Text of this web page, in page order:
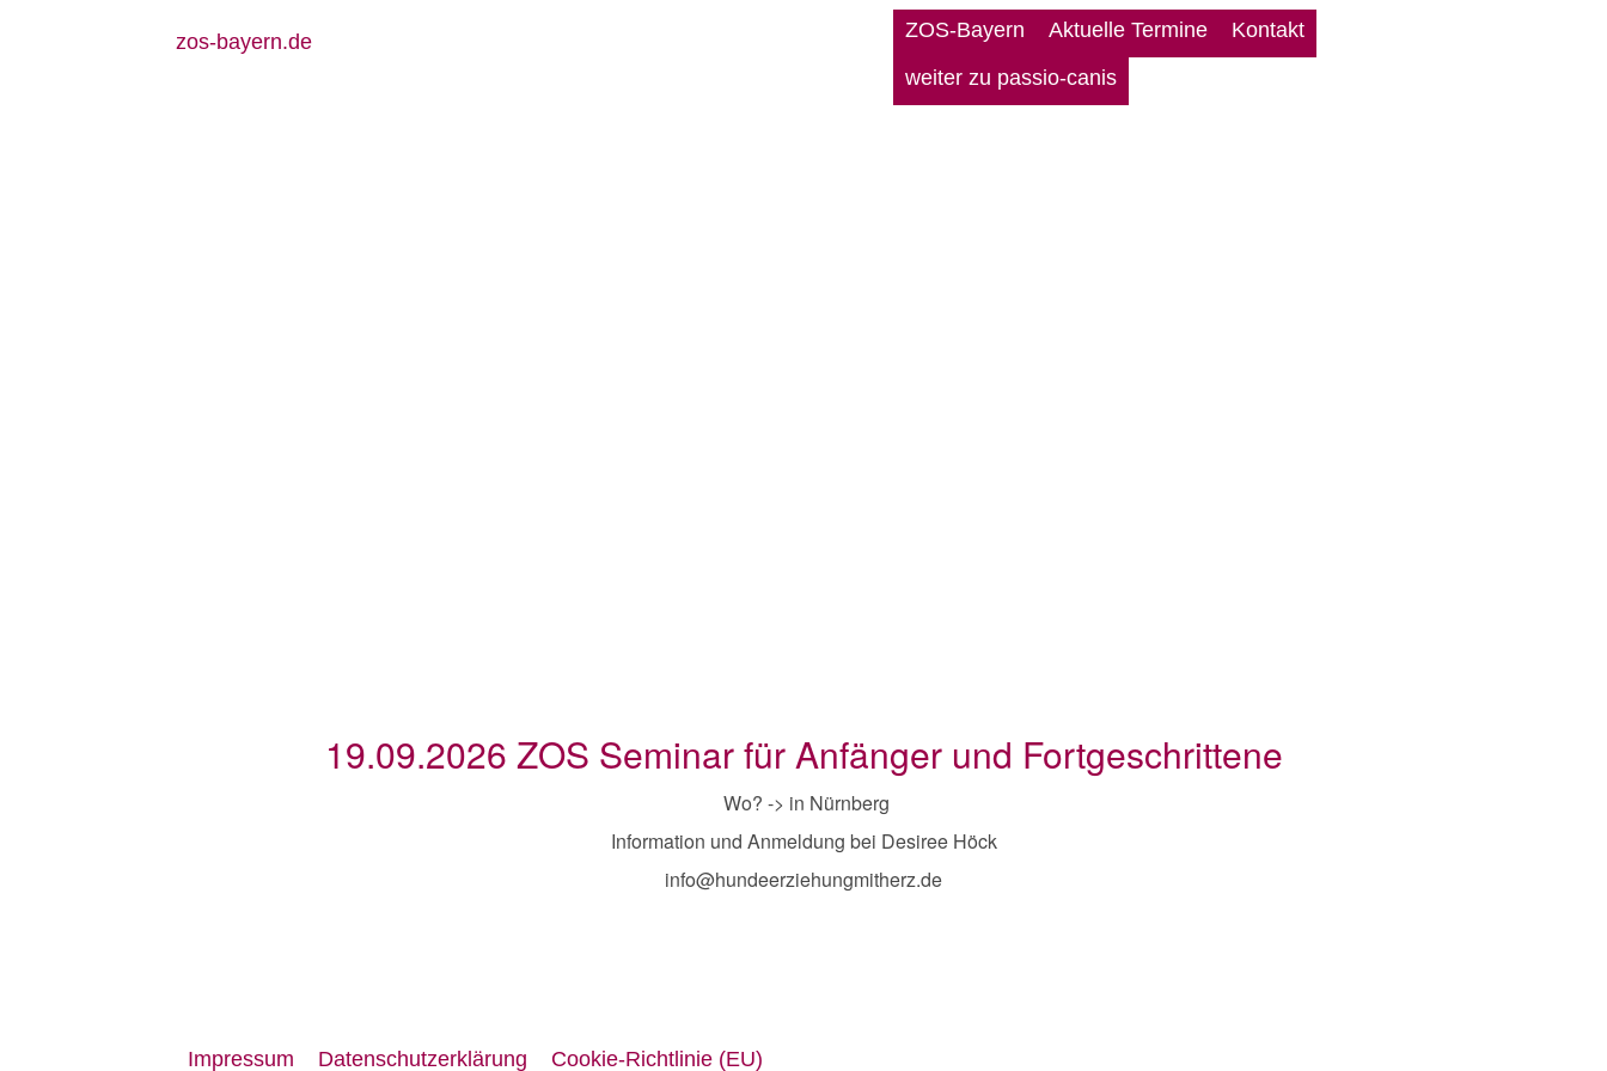
zos-bayern.de ZOS-Bayern Aktuelle Termine
Kontakt
weiter zu passio-canis
19.09.2026 ZOS Seminar für Anfänger und Fortgeschrittene
Wo? -> in Nürnberg
Information und Anmeldung bei Desiree Höck
info@hundeerziehungmitherz.de
Impressum Datenschutzerklärung Cookie-Richtlinie (EU)